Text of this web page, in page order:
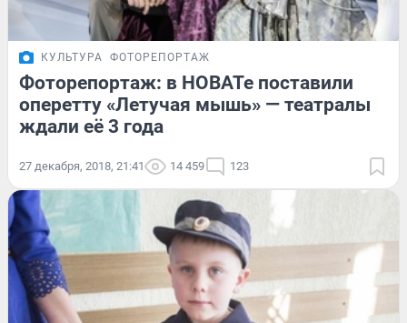
КУЛЬТУРА ФОТОРЕПОРТАЖ
Фоторепортаж: в НОВАТе поставили
оперетту «Летучая мышь» — театралы
ждали её 3 года
27 декабря, 2018, 21:41 14 459 123